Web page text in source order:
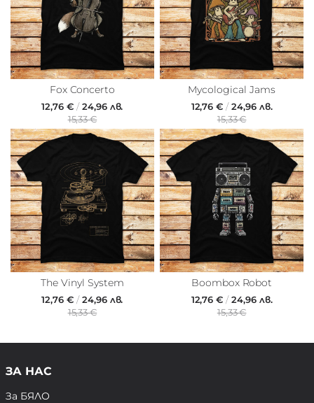
Fox Concerto
12,76 € /24,96 лв.
15,33 €
Mycological Jams
12,76 €/24,96 лв.
15,33 €
The Vinyl System
12,76 € /24,96 лв.
15,33 €
Boombox Robot
12,76 €/24,96 лв.
15,33 €
ЗА НАС
За БЯЛО